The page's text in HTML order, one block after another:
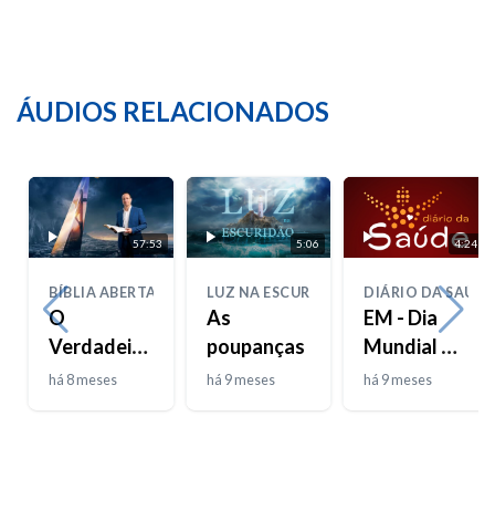
ÁUDIOS RELACIONADOS
57:53
BÍBLIA ABERTA
O
Verdadeiro
Josué
há 8 meses
5:06
LUZ NA ESCURIDÃO
As
poupanças
há 9 meses
4:24
DIÁRIO DA SAÚDE
EM - Dia
Mundial da
DPOC
há 9 meses